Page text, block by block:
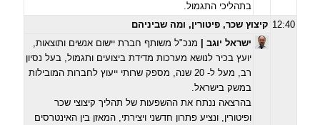
בתהליכי התגמול.
12:40 קיצוץ שכר, פיטורין, ומה שביניהם
ישראל יוגב
מנכ"ל משותף חברת יישום אנשים ותוצאות,
יועץ בכיר לנושא מערכות מדידת ביצועים ותגמול, בעל נסיון
רב, מעל ל- 20 שנה, מספק שרותי ייעוץ לחברות המובילות
במשק בישראל.
בהרצאה ננתח את ההשפעות של תהליך קיצוצי שכר
ופיטורין, ונציע פתרון חדשני ויצירתי, המאזן בין האינטרסים